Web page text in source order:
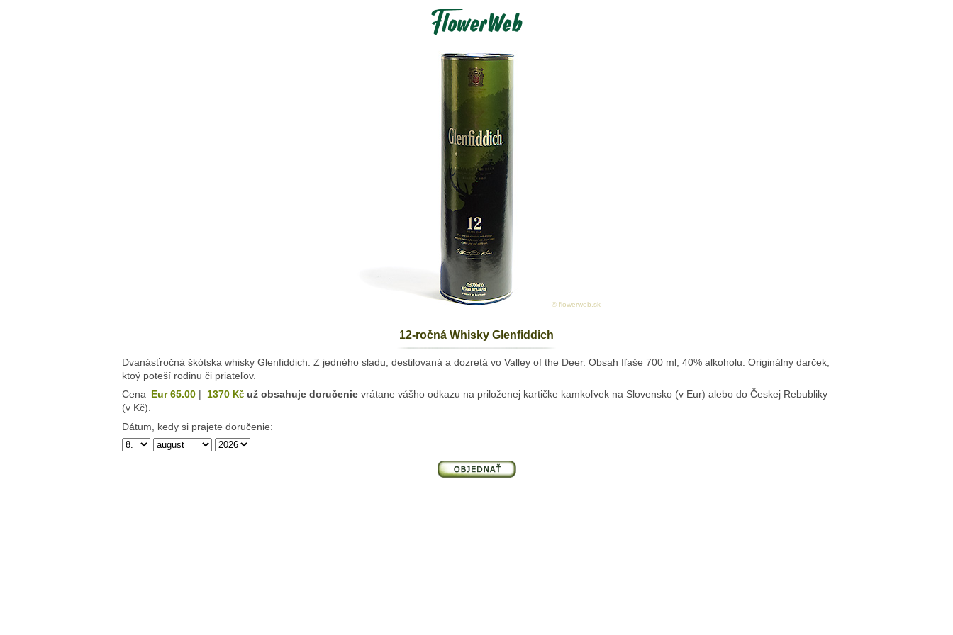
© flowerweb.sk
12-ročná Whisky Glenfiddich
Dvanásťročná škótska whisky Glenfiddich. Z jedného sladu, destilovaná a dozretá vo Valley of the Deer. Obsah fľaše 700 ml, 40% alkoholu. Originálny darček,
ktoý poteší rodinu či priateľov.
Cena Eur 65.00 | 1370Kčuž obsahuje doručenievrátane vášho odkazu na priloženej kartičke kamkoľvek na Slovensko (v Eur) alebo do Českej Rebubliky
(v Kč).
Dátum, kedy si prajete doručenie: